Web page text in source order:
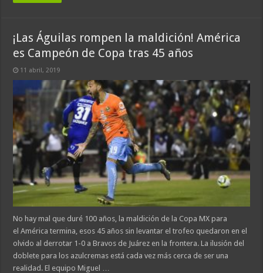
¡Las Águilas rompen la maldición! América
es Campeón de Copa tras 45 años
11 abril, 2019
No hay mal que duré 100 años, la maldición de la Copa MX para
el América termina, esos 45 años sin levantar el trofeo quedaron en el
olvido al derrotar 1-0 a Bravos de Juárez en la frontera. La ilusión del
doblete para los azulcremas está cada vez más cerca de ser una
realidad. El equipo Miguel …